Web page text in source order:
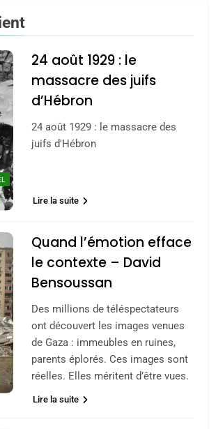
24 août 1929 : le
massacre des juifs
d’Hébron
24 août 1929 : le massacre des
juifs d'Hébron
Lire la suite
Quand l’émotion efface
le contexte – David
Bensoussan
Des millions de téléspectateurs
ont découvert les images venues
de Gaza : immeubles en ruines,
parents éplorés. Ces images sont
réelles. Elles méritent d’être vues.
Lire la suite